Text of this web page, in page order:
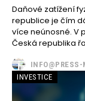
Daňové zatížení
republice je čím
více neúnosné. V
Česká republika
INVESTICE